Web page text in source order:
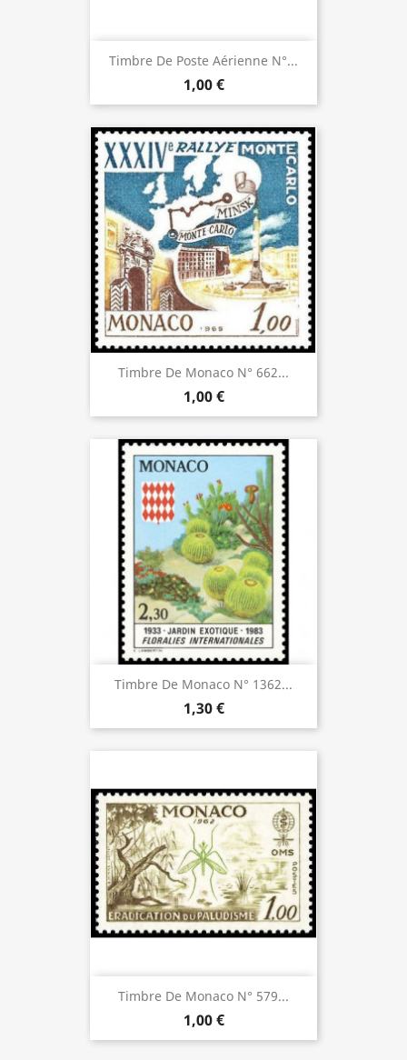
Timbre De Poste Aérienne N°...
1,00 €
Timbre De Monaco N° 662...
1,00 €
Timbre De Monaco N° 1362...
1,30 €
Timbre De Monaco N° 579...
1,00 €